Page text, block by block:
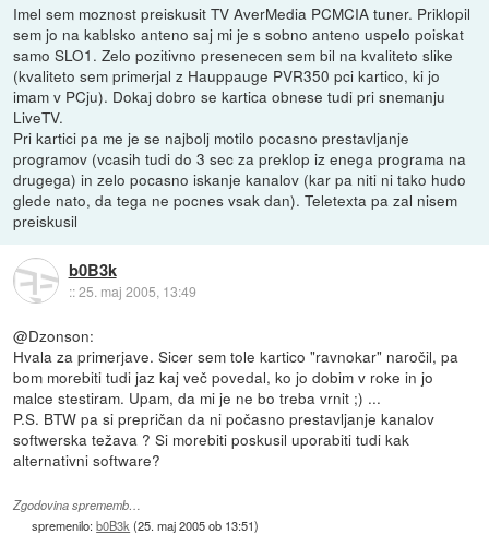
Imel sem moznost preiskusit TV AverMedia PCMCIA tuner. Priklopil
sem jo na kablsko anteno saj mi je s sobno anteno uspelo poiskat
samo SLO1. Zelo pozitivno presenecen sem bil na kvaliteto slike
(kvaliteto sem primerjal z Hauppauge PVR350 pci kartico, ki jo
imam v PCju). Dokaj dobro se kartica obnese tudi pri snemanju
LiveTV.
Pri kartici pa me je se najbolj motilo pocasno prestavljanje
programov (vcasih tudi do 3 sec za preklop iz enega programa na
drugega) in zelo pocasno iskanje kanalov (kar pa niti ni tako hudo
glede nato, da tega ne pocnes vsak dan). Teletexta pa zal nisem
preiskusil
b0B3k
::25. maj 2005, 13:49
@Dzonson:
Hvala za primerjave. Sicer sem tole kartico "ravnokar" naročil, pa
bom morebiti tudi jaz kaj več povedal, ko jo dobim v roke in jo
malce stestiram. Upam, da mi je ne bo treba vrnit ;) ...
P.S. BTW pa si prepričan da ni počasno prestavljanje kanalov
softwerska težava ? Si morebiti poskusil uporabiti tudi kak
alternativni software?
Zgodovina sprememb…
spremenilo:b0B3k (25. maj 2005 ob 13:51)